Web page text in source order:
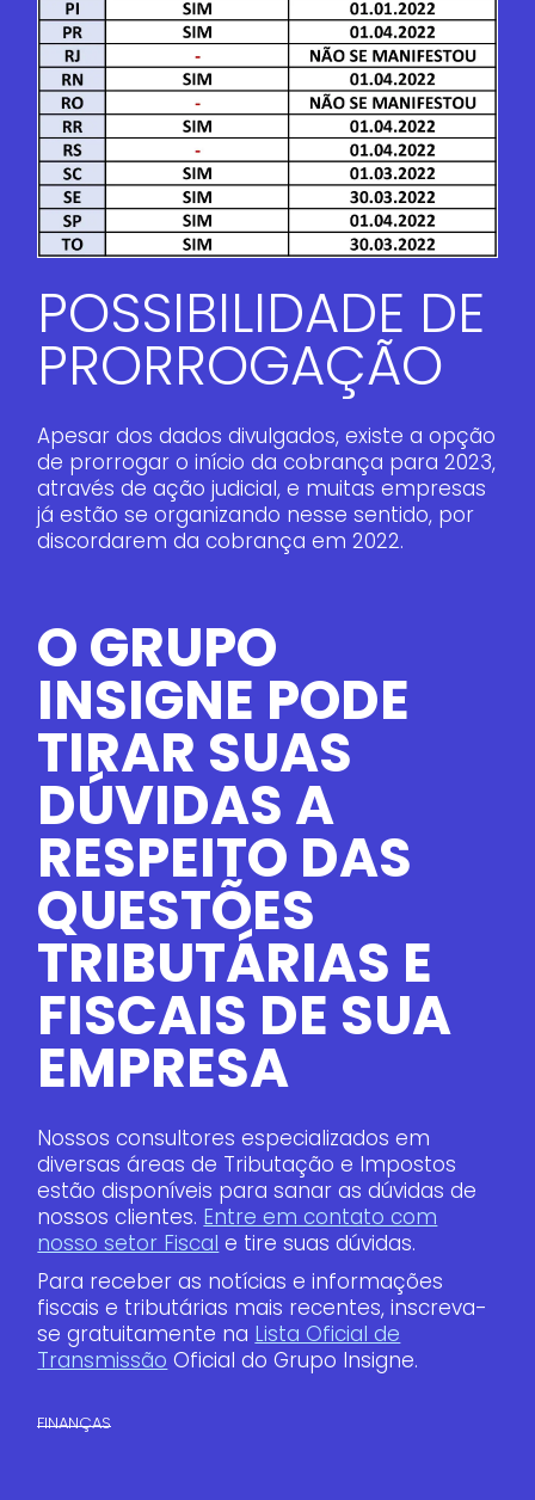
POSSIBILIDADE DE
PRORROGAÇÃO
Apesar dos dados divulgados, existe a opção
de prorrogar o início da cobrança para 2023,
através de ação judicial, e muitas empresas
já estão se organizando nesse sentido, por
discordarem da cobrança em 2022.
O GRUPO
INSIGNE PODE
TIRAR SUAS
DÚVIDAS A
RESPEITO DAS
QUESTÕES
TRIBUTÁRIAS E
FISCAIS DE SUA
EMPRESA
Nossos consultores especializados em
diversas áreas de Tributação e Impostos
estão disponíveis para sanar as dúvidas de
nossos clientes. Entre em contato com
nosso setor Fiscal e tire suas dúvidas.
Para receber as notícias e informações
fiscais e tributárias mais recentes, inscreva-
se gratuitamente na Lista Oficial de
Transmissão Oficial do Grupo Insigne.
FINANÇAS​